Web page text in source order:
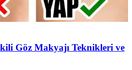
Göz Makyajı Teknikleri ve